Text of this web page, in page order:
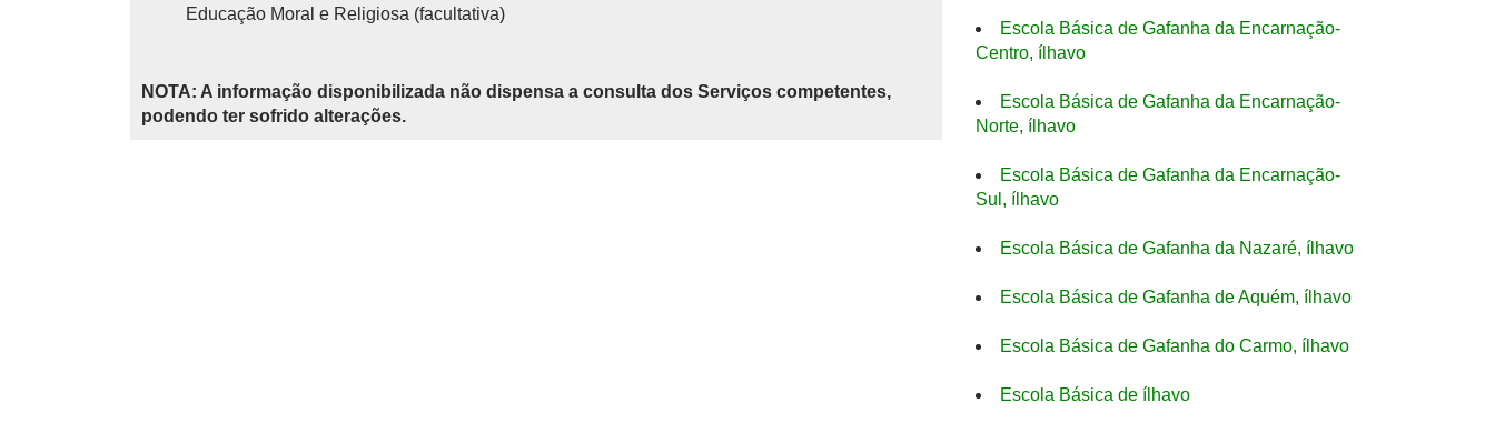
Educação Moral e Religiosa (facultativa)
NOTA: A informação disponibilizada não dispensa a consulta dos Serviços competentes,
podendo ter sofrido alterações.
Escola Básica de Gafanha da Encarnação-
Centro, ílhavo
Escola Básica de Gafanha da Encarnação-
Norte, ílhavo
Escola Básica de Gafanha da Encarnação-
Sul, ílhavo
Escola Básica de Gafanha da Nazaré, ílhavo
Escola Básica de Gafanha de Aquém, ílhavo
Escola Básica de Gafanha do Carmo, ílhavo
Escola Básica de ílhavo